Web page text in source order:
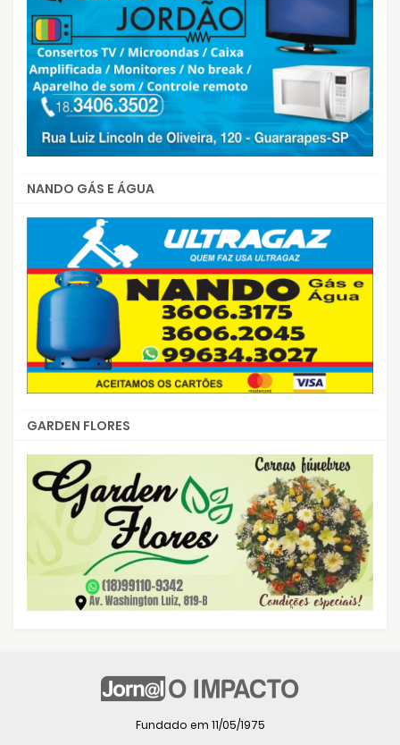
NANDO GÁS E ÁGUA
GARDEN FLORES
Fundado em 11/05/1975